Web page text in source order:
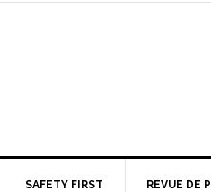
SAFETY FIRST REVUE DE